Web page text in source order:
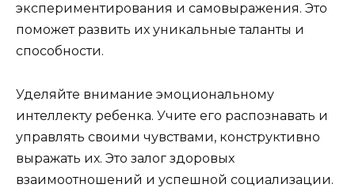
экспериментирования и самовыражения. Это
поможет развить их уникальные таланты и
способности.
Уделяйте внимание эмоциональному
интеллекту ребенка. Учите его распознавать и
управлять своими чувствами, конструктивно
выражать их. Это залог здоровых
взаимоотношений и успешной социализации.